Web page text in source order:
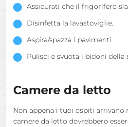
Assicurati che il frigorifero
Disinfetta la lavastoviglie.
Aspira/spazza i pavimenti.
Pulisci e svuota i bidoni della
Camere da letto
Non appena i tuoi ospiti arrivano
camere da letto dovrebbero